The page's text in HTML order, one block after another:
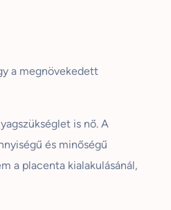
a megnövekedett
is nő. A
és minőségű
a placenta kialakulásánál,